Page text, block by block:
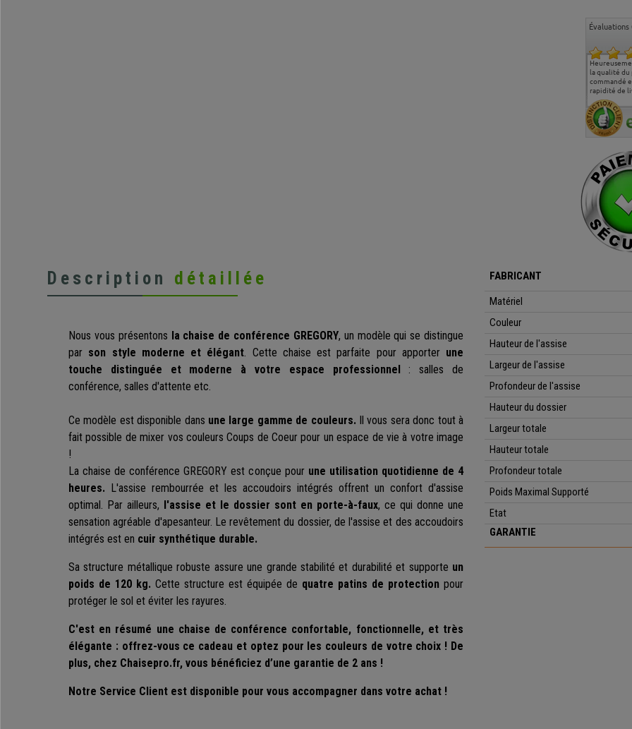
Évaluations
la qualité
commandé
rapidité de
Description détaillée
Nous vous présentons la chaise de conférence GREGORY, un modèle qui se distingue
par son style moderne et élégant. Cette chaise est parfaite pour apporter une
touche distinguée et moderne à votre espace professionnel:salles de
conférence, salles d'attente etc.
Ce modèle estdisponible dans une large gamme de couleurs. Il vous sera donc tout à
fait possible de mixer vos couleurs Coups de Coeur pour un espace de vie à votre image
!
La chaise de conférence GREGORY est conçue pour une utilisation quotidienne de 4
heures. L'assise rembourrée et les accoudoirs intégrés offrent un confort d'assise
optimal. Par ailleurs, l'assise et le dossier sont en porte-à-faux, ce qui donne une
sensation agréable d'apesanteur. Le revêtement du dossier, de l'assise et des accoudoirs
intégrés est en cuir synthétique durable.
Sa structure métallique robuste assure une grande stabilité et durabilité et supporte un
poids de 120 kg. Cette structure est équipée de quatre patins de protection pour
protéger le sol et éviter les rayures.
C'est en résumé une chaise de conférence confortable, fonctionnelle, et très
élégante : offrez-vous ce cadeau et optez pour les couleurs de votre choix ! De
plus, chez Chaisepro.fr, vous bénéficiez d’une garantie de 2 ans !
Notre Service Client est disponible pour vous accompagner dans votre achat !
FABRICANT
Matériel
Couleur
Hauteur de l'assise
Largeur de l'assise
Profondeur de l'assise
Hauteur du dossier
Largeur totale
Hauteur totale
Profondeurtotale
Poids Maximal Supporté
Etat
GARANTIE